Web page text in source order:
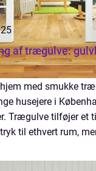
af trægulve:
med smukke
husejere i
Trægulve tilføjer et
til ethvert rum,
charme. Når